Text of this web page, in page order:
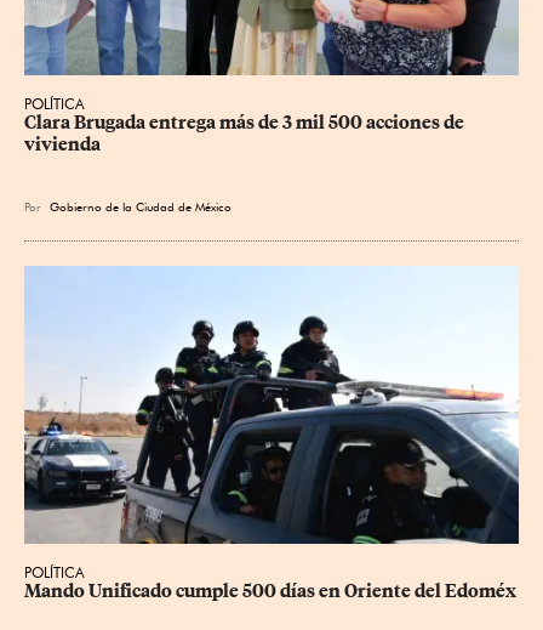
POLÍTICA
Clara Brugada entrega más de 3 mil 500 acciones de
vivienda
Por Gobierno de la Ciudad de México
POLÍTICA
Mando Unificado cumple 500 días en Oriente del Edoméx